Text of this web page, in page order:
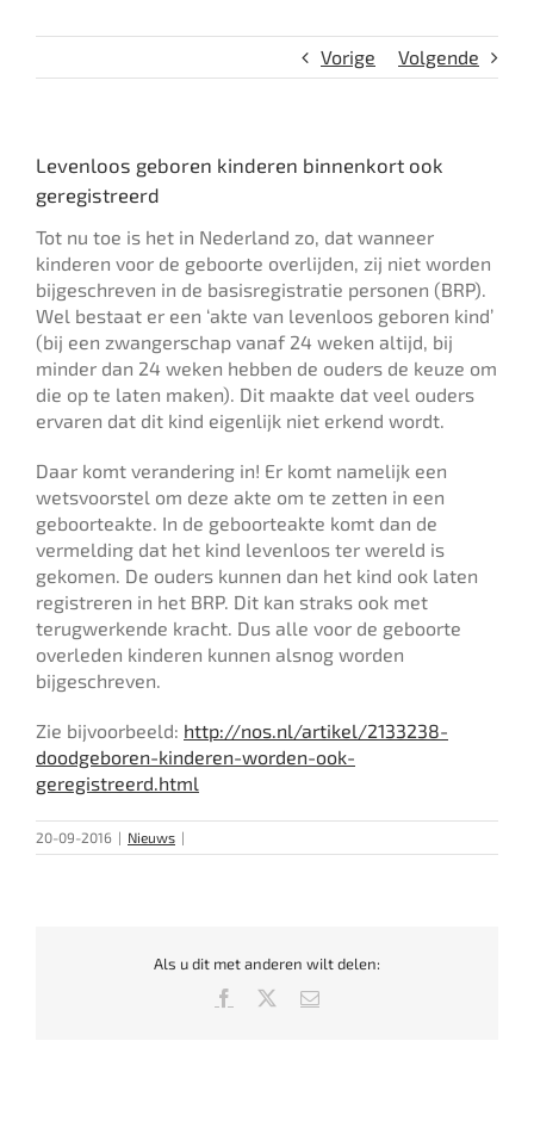
Vorige Volgende
Levenloos geboren kinderen binnenkort ook
geregistreerd
Tot nu toe is het in Nederland zo, dat wanneer
kinderen voor de geboorte overlijden, zij niet worden
bijgeschreven in de basisregistratie personen (BRP).
Wel bestaat er een ‘akte van levenloos geboren kind’
(bij een zwangerschap vanaf 24 weken altijd, bij
minder dan 24 weken hebben de ouders de keuze om
die op te laten maken). Dit maakte dat veel ouders
ervaren dat dit kind eigenlijk niet erkend wordt.
Daar komt verandering in! Er komt namelijk een
wetsvoorstel om deze akte om te zetten in een
geboorteakte. In de geboorteakte komt dan de
vermelding dat het kind levenloos ter wereld is
gekomen. De ouders kunnen dan het kind ook laten
registreren in het BRP. Dit kan straks ook met
terugwerkende kracht. Dus alle voor de geboorte
overleden kinderen kunnen alsnog worden
bijgeschreven.
Zie bijvoorbeeld: http://nos.nl/artikel/2133238-
doodgeboren-kinderen-worden-ook-
geregistreerd.html
20-09-2016 | Nieuws |
Als u dit met anderen wilt delen:
Facebook
E-